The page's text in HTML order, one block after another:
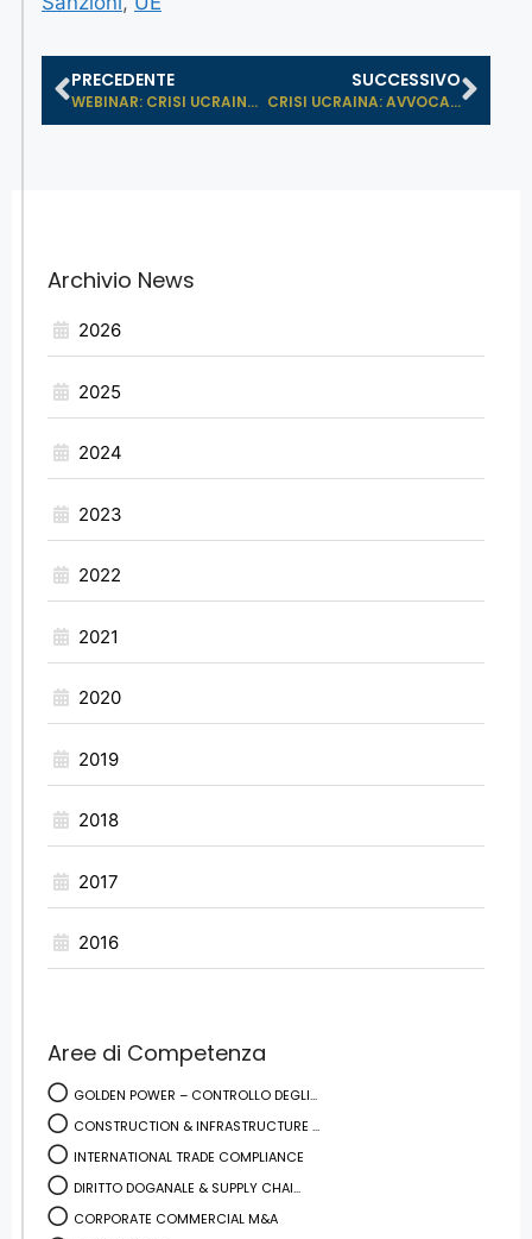
PRECEDENTE
WEBINAR: CRISI UCRAINA-RUSSIA, TERZ...
SUCCESSIVO
CRISI UCRAINA: AVVOCATO PADOVAN INT...
Archivio News
2026
2025
2024
2023
2022
2021
2020
2019
2018
2017
2016
Aree di Competenza
GOLDEN POWER – CONTROLLO DEGLI...
CONSTRUCTION & INFRASTRUCTURE ...
INTERNATIONAL TRADE COMPLIANCE
DIRITTO DOGANALE & SUPPLY CHAI...
CORPORATE COMMERCIAL M&A